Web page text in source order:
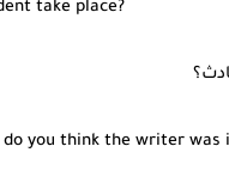
take place?
you think the writer was